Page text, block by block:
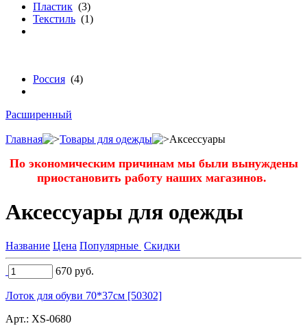
Пластик (3)
Текстиль (1)
Россия (4)
Расширенный
Главная Товары для одежды Аксессуары
По экономическим причинам мы были вынуждены
приостановить работу наших магазинов.
Аксессуары для одежды
Название Цена Популярные Скидки
670 руб.
Лоток для обуви 70*37см [50302]
Арт.: XS-0680